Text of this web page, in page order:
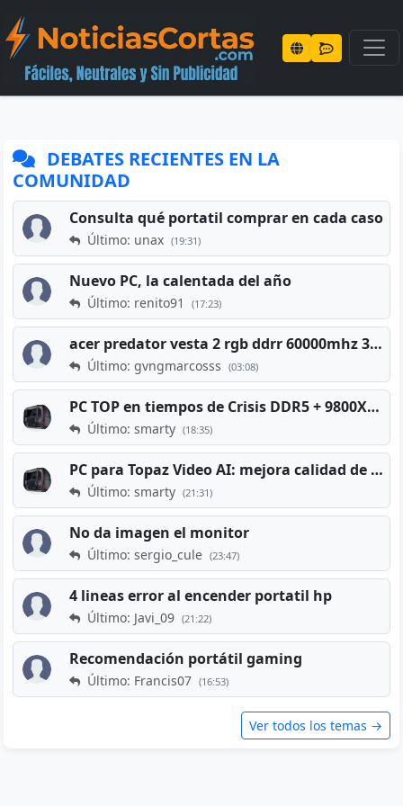
DEBATES RECIENTES EN LA
COMUNIDAD
Consulta qué portatil comprar en cada caso
Último: unax (19:31)
Nuevo PC, la calentada del año
Último: renito91 (17:23)
acer predator vesta 2 rgb ddrr 60000mhz 32gb x2 16gb
Último: gvngmarcosss (03:08)
PC TOP en tiempos de Crisis DDR5 + 9800X3D + RTX 5080 [2026][2400€]
Último: smarty (18:35)
PC para Topaz Video AI: mejora calidad de vídeos viejos
Último: smarty (21:31)
No da imagen el monitor
Último: sergio_cule (23:47)
4 lineas error al encender portatil hp
Último: Javi_09 (21:22)
Recomendación portátil gaming
Último: Francis07 (16:53)
Ver todos los temas →